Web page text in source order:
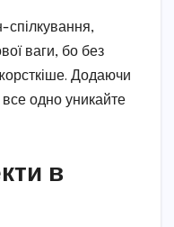
спілкування,
ваги, бо без
Додаючи
одно уникайте
в